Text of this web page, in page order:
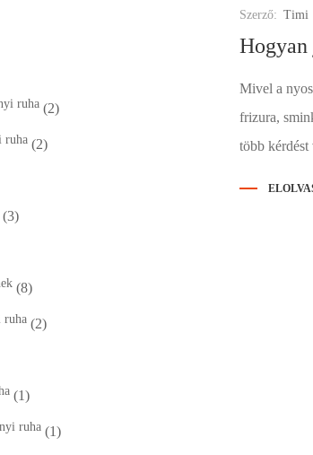
Szerző: Timi
Hogyan
Mivel a
frizura,
több
ruha (2)
ruha (2)
(3)
(8)
ruha (2)
(1)
ruha (1)